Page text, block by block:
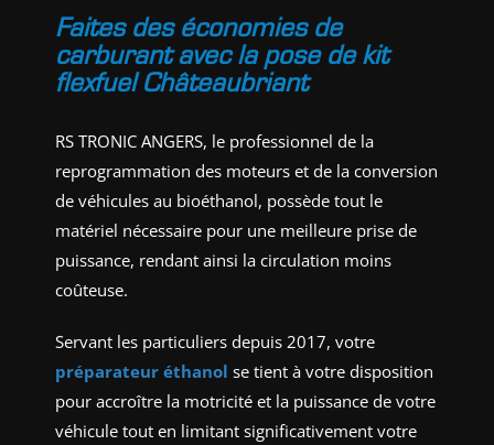
Faites des économies de
carburant avec la pose de kit
flexfuel Châteaubriant
RS TRONIC ANGERS, le professionnel de la
reprogrammation des moteurs et de la conversion
de véhicules au bioéthanol, possède tout le
matériel nécessaire pour une meilleure prise de
puissance, rendant ainsi la circulation moins
coûteuse.
Servant les particuliers depuis 2017, votre
préparateur éthanol se tient à votre disposition
pour accroître la motricité et la puissance de votre
véhicule tout en limitant significativement votre